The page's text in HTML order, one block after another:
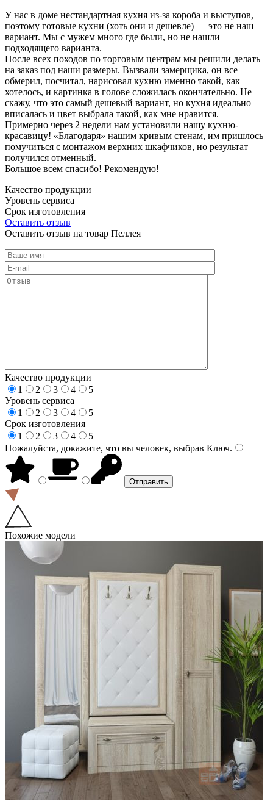
У нас в доме нестандартная кухня из-за короба и выступов,
поэтому готовые кухни (хоть они и дешевле) — это не наш
вариант. Мы с мужем много где были, но не нашли
подходящего варианта.
После всех походов по торговым центрам мы решили делать
на заказ под наши размеры. Вызвали замерщика, он все
обмерил, посчитал, нарисовал кухню именно такой, как
хотелось, и картинка в голове сложилась окончательно. Не
скажу, что это самый дешевый вариант, но кухня идеально
вписалась и цвет выбрала такой, как мне нравится.
Примерно через 2 недели нам установили нашу кухню-
красавицу! «Благодаря» нашим кривым стенам, им пришлось
помучиться с монтажом верхних шкафчиков, но результат
получился отменный.
Большое всем спасибо! Рекомендую!
Качество продукции
Уровень сервиса
Срок изготовления
Оставить отзыв
Оставить отзыв на товар Пеллея
Качество продукции
1
2 3 4
5
Уровень сервиса
1
2 3 4
5
Срок изготовления
1
2 3 4
5
Пожалуйста, докажите, что вы человек, выбрав Ключ.
Похожие модели